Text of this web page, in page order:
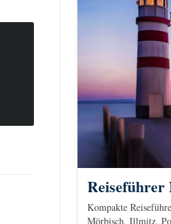
Reiseführer
Kompakte
Mörbisch, Illmitz,